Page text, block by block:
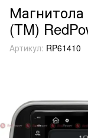
Магнитола
(TM)
Артикул: RP61410